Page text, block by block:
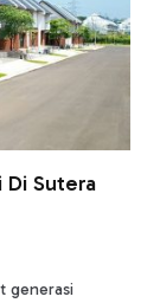
Di Sutera
generasi